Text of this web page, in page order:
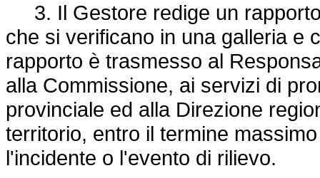
3. Il Gestore redige un
che si verificano in una galleria e
rapporto è trasmesso al
alla Commissione, ai servizi di
provinciale ed alla Direzione
territorio, entro il termine
l'incidente o l'evento di rilievo.